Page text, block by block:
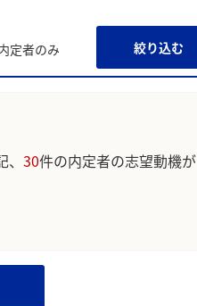
定者のみ 絞り込む
30件の内定者の志望動機が